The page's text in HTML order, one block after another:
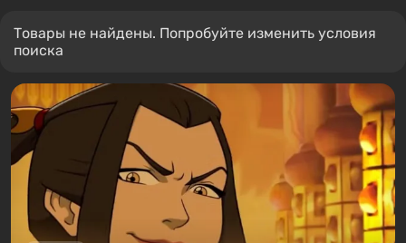
Товары не найдены. Попробуйте изменить условия
поиска